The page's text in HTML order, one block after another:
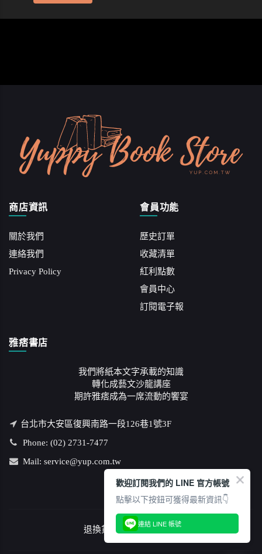
商店資訊
關於我們
連絡我們
Privacy Policy
會員功能
歷史訂單
收藏清單
紅利點數
會員中心
訂閱電子報
雅痞書店
我們將紙本文字承載的知識
轉化成藝文沙龍講座
期許雅痞成為一席流動的饗宴
台北市大安區復興南路一段126巷1號3F
Phone: (02) 2731-7477
Mail: service@yup.com.tw
退換貨說明/隱私權政策
歡迎訂閱我們的 LINE 官方帳號
點擊以下按鈕可獲得最新資訊👇
連結 LINE 帳號